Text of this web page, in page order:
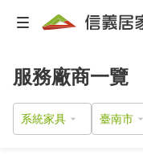
服務廠商一覽
系統家具